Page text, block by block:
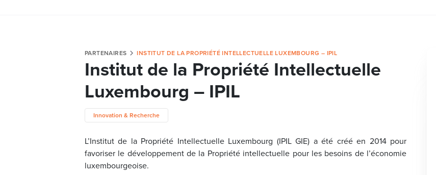
PARTENAIRES INSTITUT DE LA PROPRIÉTÉ INTELLECTUELLE LUXEMBOURG – IPIL
Institut de la Propriété Intellectuelle
Luxembourg – IPIL
Innovation & Recherche
L’Institut de la Propriété Intellectuelle Luxembourg (IPIL GIE) a été créé en 2014 pour
favoriser le développement de la Propriété intellectuelle pour les besoins de l’économie
luxembourgeoise.